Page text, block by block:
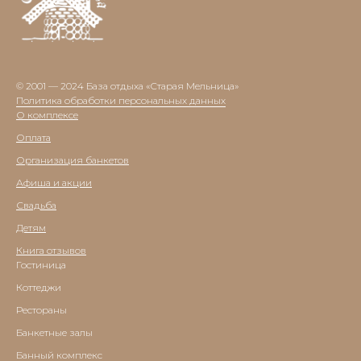
© 2001 — 2024 База отдыха «Старая Мельница»
Политика обработки персональных данных
О комплексе
Оплата
Организация банкетов
Афиша и акции
Свадьба
Детям
Книга отзывов
Гостиница
Коттеджи
Рестораны
Банкетные залы
Банный комплекс